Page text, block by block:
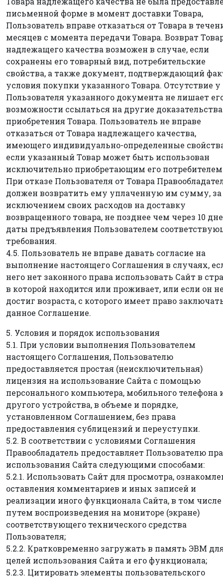
письменной форме в момент доставки Товара,
Пользователь вправе отказаться от Товара в
месяцев с момента передачи Товара. Возврат
надлежащего качества возможен в случае, если
сохранены его товарный вид, потребительские
свойства, а также документ, подтверждающий
условия покупки указанного Товара. Отсутствие у
Пользователя указанного документа не лишает
возможности ссылаться на другие доказательства
приобретения Товара. Пользователь не вправе
отказаться от Товара надлежащего качества,
имеющего индивидуально-определенные
если указанный Товар может быть использован
исключительно приобретающим его
При отказе Пользователя от Товара
должен возвратить ему уплаченную им сумму, за
исключением своих расходов на доставку
возвращенного товара, не позднее чем через 10
даты предъявления Пользователем
требования.
4.5. Пользователь не вправе давать согласие на
выполнение настоящего Соглашения в случаях,
него нет законного права использовать Сайт в
в которой находится или проживает, или если он
достиг возраста, с которого имеет право
данное Соглашение.
5. Условия и порядок использования
5.1. При условии выполнения Пользователем
настоящего Соглашения, Пользователю
предоставляется простая (неисключительная)
лицензия на использование Сайта с помощью
персонального компьютера, мобильного телефона
другого устройства, в объеме и порядке,
установленном Соглашением, без права
предоставления сублицензий и переуступки.
5.2. В соответствии с условиями Соглашения
Правообладатель предоставляет Пользователю
использования Сайта следующими способами:
5.2.1. Использовать Сайт для просмотра,
оставления комментариев и иных записей и
реализации иного функционала Сайта, в том числе
путем воспроизведения на мониторе (экране)
соответствующего технического средства
Пользователя;
5.2.2. Кратковременно загружать в память ЭВМ
целей использования Сайта и его функционала;
5.2.3. Цитировать элементы пользовательского